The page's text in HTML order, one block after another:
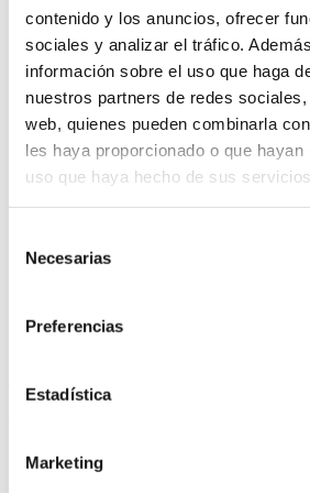
contenido y los anuncios, ofrecer
sociales y analizar el tráfico.
información sobre el uso que haga
nuestros partners de redes
web, quienes pueden combinarla
les haya proporcionado o que
uso que haya hecho de sus servicios.
Necesarias
Preferencias
Estadística
Marketing
chevron_left chevron_right
adquiriendo este producto
CERAMIDAS